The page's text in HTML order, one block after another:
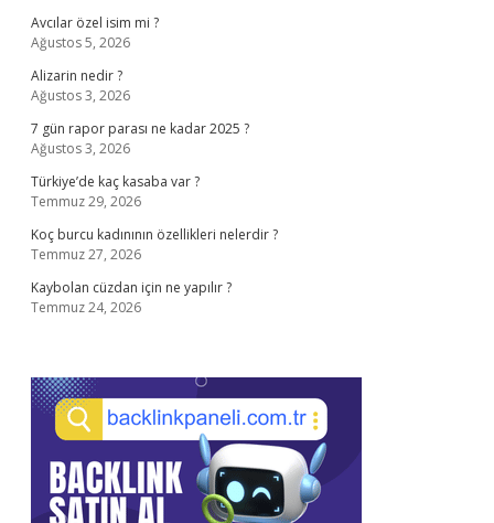
Avcılar özel isim mi ?
Ağustos 5, 2026
Alizarin nedir ?
Ağustos 3, 2026
7 gün rapor parası ne kadar 2025 ?
Ağustos 3, 2026
Türkiye’de kaç kasaba var ?
Temmuz 29, 2026
Koç burcu kadınının özellikleri nelerdir ?
Temmuz 27, 2026
Kaybolan cüzdan için ne yapılır ?
Temmuz 24, 2026